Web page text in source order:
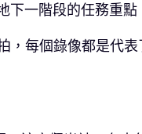
一階段的任務重點
每個錄像都是代